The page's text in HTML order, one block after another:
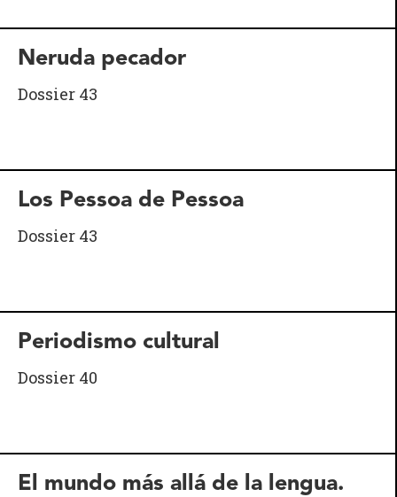
Neruda pecador
Dossier 43
Los Pessoa de Pessoa
Dossier 43
Periodismo cultural
Dossier 40
El mundo más allá de la lengua.